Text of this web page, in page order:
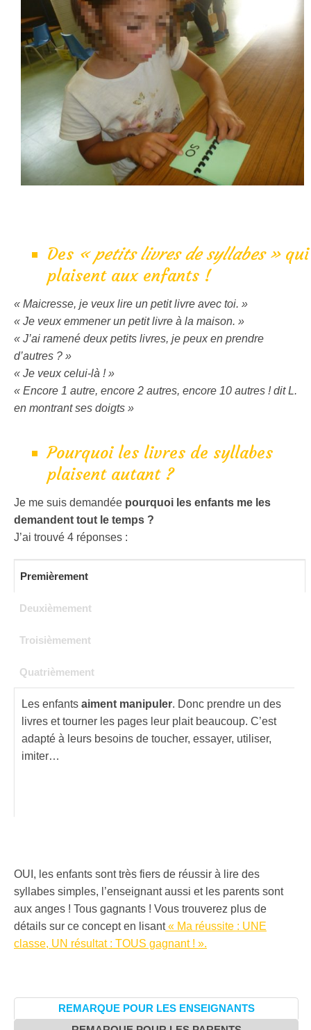
Des « petits livres de syllabes »qui
plaisent aux enfants !
« Maicresse, je veux lire un petit livre avec toi. »
« Je veux emmener un petit livre à la maison. »
« J’ai ramené deux petits livres, je peux en prendre
d’autres ? »
« Je veux celui-là ! »
« Encore 1 autre, encore 2 autres, encore 10 autres ! dit L.
en montrant ses doigts »
Pourquoi les livres de syllabes
plaisent autant ?
Je me suis demandée pourquoi les enfants me les
demandent tout le temps ?
J’ai trouvé 4 réponses :
Premièrement
Deuxièmement
Troisièmement
Quatrièmement
Les enfants aiment manipuler. Donc prendre un des
livres et tourner les pages leur plait beaucoup. C’est
adapté à leurs besoins de toucher, essayer, utiliser,
imiter…
OUI, les enfants sont très fiers de réussir à lire des
syllabes simples, l’enseignant aussi et les parents sont
aux anges ! Tous gagnants ! Vous trouverez plus de
détails sur ce concept en lisant« Ma réussite : UNE
classe, UN résultat : TOUS gagnant ! ».
REMARQUE POUR LES ENSEIGNANTS